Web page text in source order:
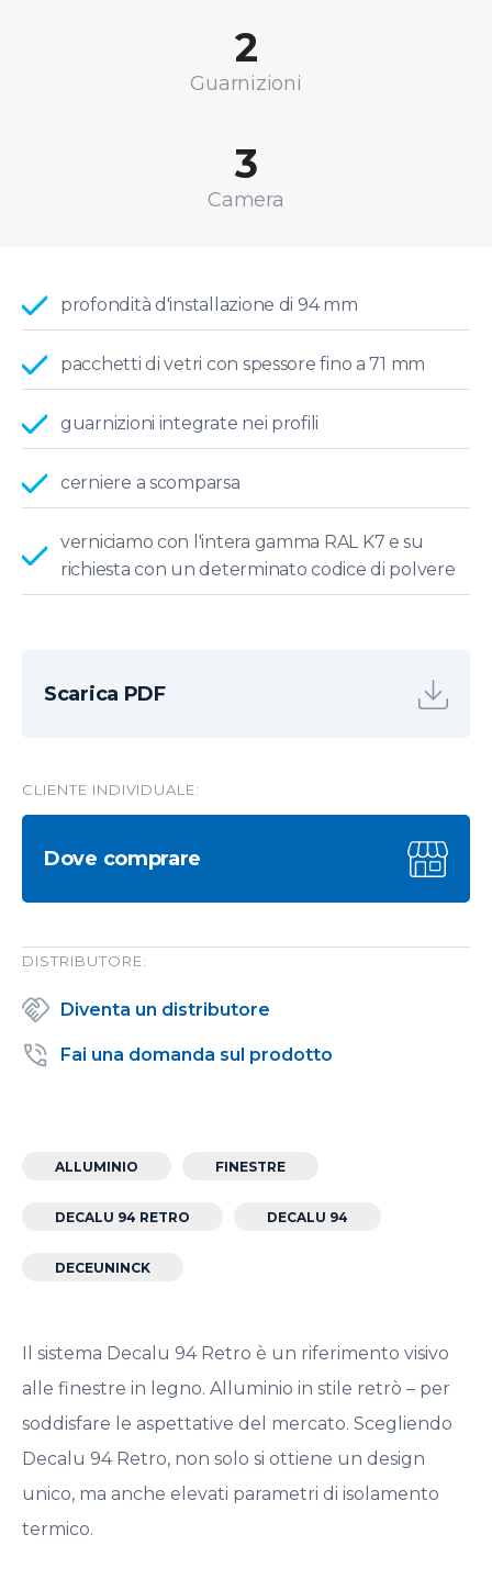
2
Guarnizioni
3
Camera
profondità d'installazione di 94 mm
pacchetti di vetri con spessore fino a 71 mm
guarnizioni integrate nei profili
cerniere a scomparsa
verniciamo con l'intera gamma RAL K7 e su
richiesta con un determinato codice di polvere
Scarica PDF
CLIENTE INDIVIDUALE:
Dove comprare
DISTRIBUTORE:
Diventa un distributore
Fai una domanda sul prodotto
ALLUMINIO FINESTRE
DECALU 94 RETRO DECALU 94
DECEUNINCK
Il sistema Decalu 94 Retro è un riferimento visivo
alle finestre in legno. Alluminio in stile retrò – per
soddisfare le aspettative del mercato. Scegliendo
Decalu 94 Retro, non solo si ottiene un design
unico, ma anche elevati parametri di isolamento
termico.